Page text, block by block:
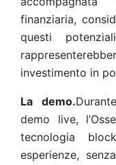
finanziaria,
questi
investimento in
La demo.
demo live,
tecnologia
esperienze,